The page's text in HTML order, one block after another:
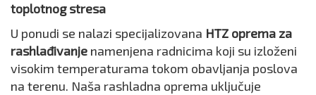
toplotnog stresa
U ponudi se nalazi specijalizovana HTZ oprema za
rashlađivanje namenjena radnicima koji su izloženi
visokim temperaturama tokom obavljanja poslova
na terenu. Naša rashladna oprema uključuje